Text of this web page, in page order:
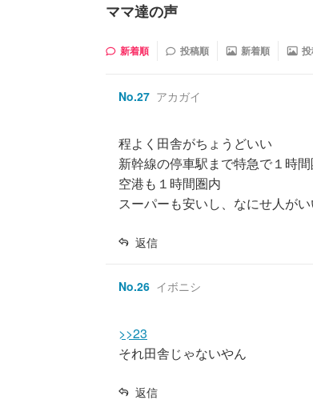
ママ達の声
新着順 投稿順 新着順
No.27 アカガイ
程よく田舎がちょうどいい
新幹線の停車駅まで特急で１時
空港も１時間圏内
スーパーも安いし、なにせ人がい
返信
No.26 イボニシ
>>23
それ田舎じゃないやん
返信